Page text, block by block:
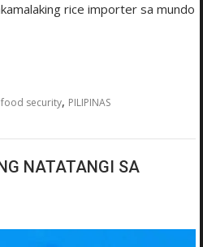
rice importer sa mundo
food security, PILIPINAS
NATATANGI SA